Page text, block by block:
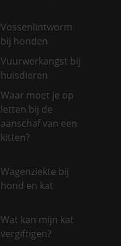
Vossenlintworm
bij honden
Vuurwerkangst bij
huisdieren
Waar moet je op
letten bij de
aanschaf van een
kitten?
Wagenziekte bij
hond en kat
Wat kan mijn kat
vergiftigen?